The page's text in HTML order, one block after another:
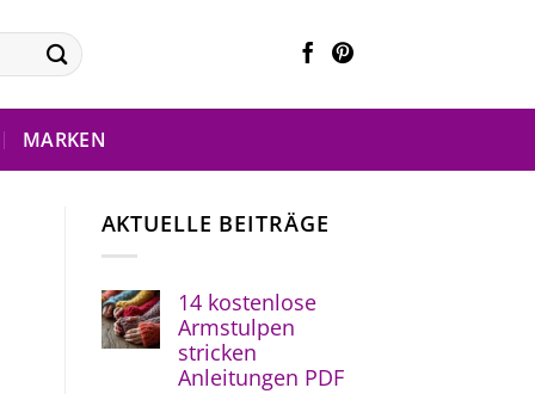
MARKEN
AKTUELLE BEITRÄGE
14 kostenlose
Armstulpen
stricken
Anleitungen PDF